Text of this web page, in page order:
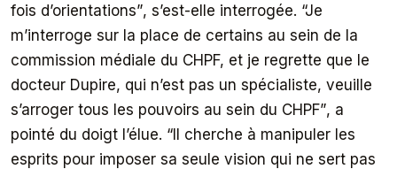
fois d’orientations”, s’est-elle interrogée. “Je
m’interroge sur la place de certains au sein de la
commission médiale du CHPF, et je regrette que le
docteur Dupire, qui n’est pas un spécialiste, veuille
s’arroger tous les pouvoirs au sein du CHPF”, a
pointé du doigt l’élue. “Il cherche à manipuler les
esprits pour imposer sa seule vision qui ne sert pas